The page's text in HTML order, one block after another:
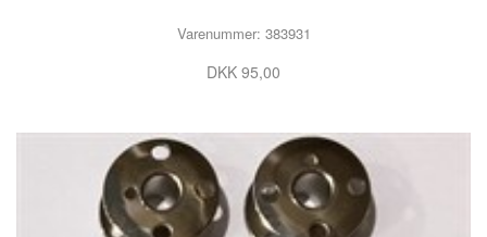
Varenummer: 383931
DKK 95,00